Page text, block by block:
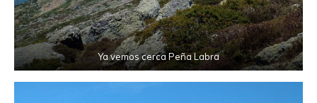
Ya vemos cerca Peña Labra